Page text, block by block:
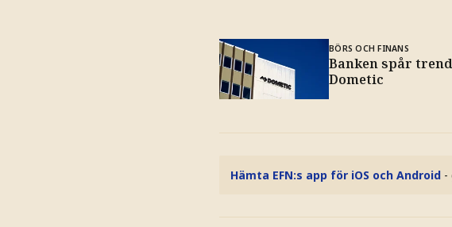
BÖRS OCH FINANS
Banken spår
Dometic
Hämta EFN:s app för iOS och Android -